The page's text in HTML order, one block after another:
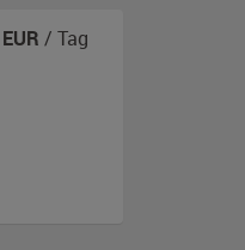
EUR / Tag